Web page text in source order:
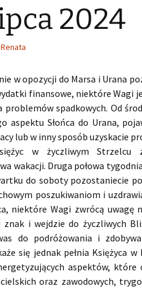
2024
Renata
w opozycji do Marsa i Urana
finansowe, niektóre Wagi
spadkowych. Od
aspektu Słońca do Urana,
lub w inny sposób uzyskacie
w życzliwym Strzelcu
wakacji. Druga połowa
do soboty pozostaniecie
poszukiwaniom i
niektóre Wagi zwrócą uwagę
i wejdzie do życzliwych
do podróżowania i
się jednak pełnia Księżyca w
aspektów, które
oraz zawodowych,